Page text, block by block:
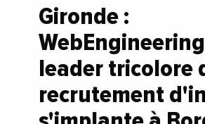
Gironde :
leader tricolore
recrutement